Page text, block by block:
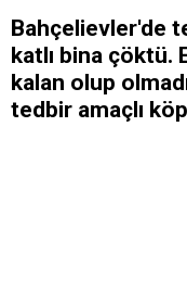
Bahçelievler'de
katlı bina çöktü.
kalan olup
tedbir amaçlı